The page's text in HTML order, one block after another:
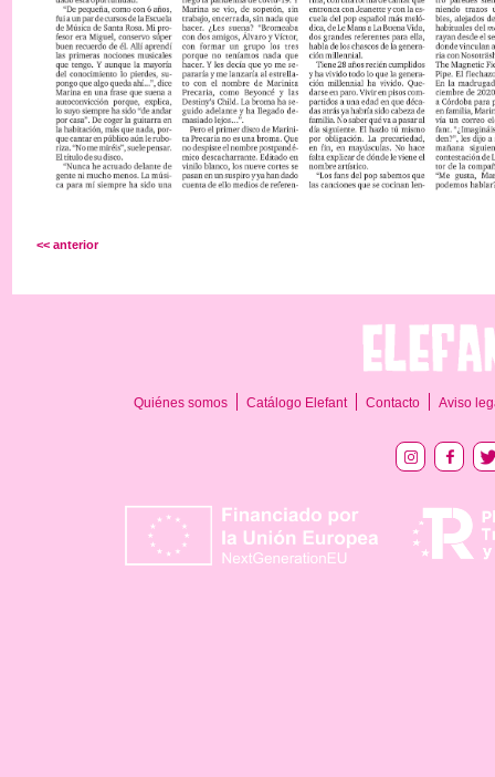
<< anterior
Quiénes somos Catálogo Elefant Contacto Aviso